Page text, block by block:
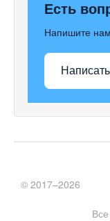
Есть
Напишите нам
Написать
© 2017–2026